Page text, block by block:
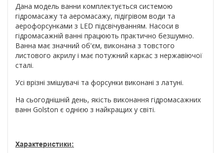
Дана модель ванни комплектується системою
гідромасажу та аеромасажу, підігрівом води та
аерофорсунками з LED підсвічуванням. Насоси в
гідромасажній ванні працюють практично безшумно.
Ванна має значний об'єм, виконана з товстого
листового акрилу і має потужний каркас з нержавіючої
сталі.
Усі врізні змішувачі та форсунки виконані з латуні.
На сьогоднішній день, якість виконання гідромасажних
ванн Golston є однією з найкращих у світі.
Характеристики: